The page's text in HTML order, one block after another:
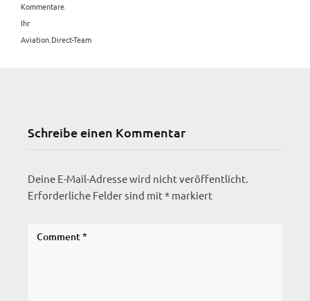
Kommentare.
Ihr
Aviation.Direct-Team
Schreibe einen Kommentar
Deine E-Mail-Adresse wird nicht veröffentlicht.
Erforderliche Felder sind mit* markiert